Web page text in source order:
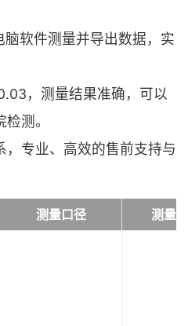
脑软件测量并导出数据，实
，测量结果准确，可以
测。
，专业、高效的售前支持与
测量口径 测量